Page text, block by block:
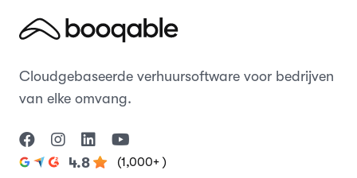
Cloudgebaseerde verhuursoftware voor bedrijven
van elke omvang.
4.8 (1,000+ )